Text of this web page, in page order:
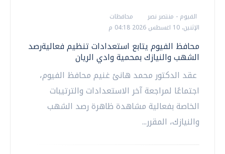
الفيوم - منتصر نصر
محافظات
الإثنين، 10 اغسطس 2026 04:18 م
محافظ الفيوم يتابع استعدادات تنظيم فعاليةرصد
الشهب والنيازك بمحمية وادي الريان
عقد الدكتور محمد هانئ غنيم محافظ الفيوم،
اجتماعًا لمراجعة آخر الاستعدادات والترتيبات
الخاصة بفعالية مشاهدة ظاهرة رصد الشهب
والنيازك، المقرر...